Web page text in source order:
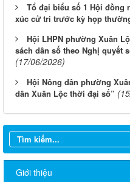
Tổ đại biểu số 1 Hội đồng
xúc cử tri trước kỳ họp
Hội LHPN phường Xuân
sách dân số theo Nghị quyết
(17/06/2026)
Hội Nông dân phường
dân Xuân Lộc thời đại số”
Giới thiệu